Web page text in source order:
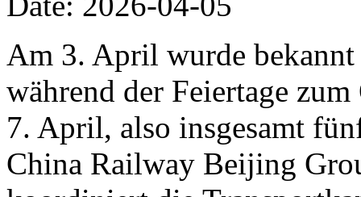
Am 3. April wurde bekannt
während der Feiertage
7. April, also insgesamt
China Railway Beijing